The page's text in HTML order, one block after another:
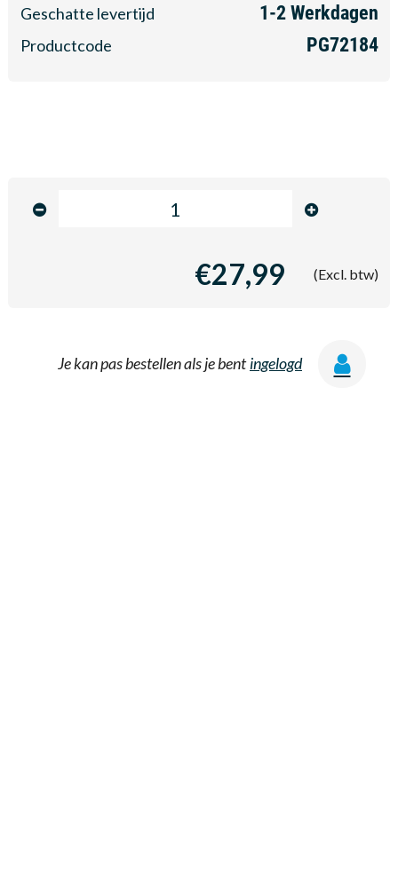
Geschatte levertijd 1-2 Werkdagen
Productcode PG72184
€27,99 (Excl. btw)
Je kan pas bestellen als je bent ingelogd